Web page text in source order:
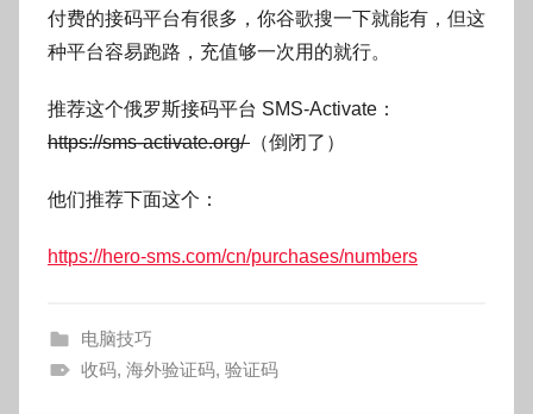
付费的接码平台有很多，你谷歌搜一下就能有，但这
种平台容易跑路，充值够一次用的就行。
推荐这个俄罗斯接码平台 SMS-Activate：
https://sms-activate.org/ （倒闭了）
他们推荐下面这个：
https://hero-sms.com/cn/purchases/numbers
电脑技巧
收码, 海外验证码, 验证码